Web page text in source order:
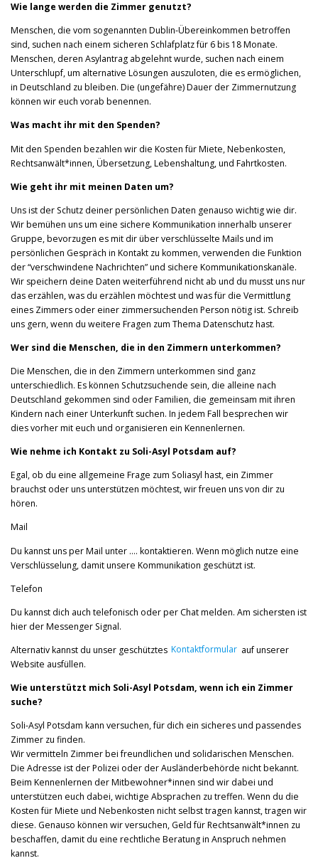
Wie lange werden die Zimmer genutzt?
Menschen, die vom sogenannten Dublin-Übereinkommen betroffen
sind, suchen nach einem sicheren Schlafplatz für 6 bis 18 Monate.
Menschen, deren Asylantrag abgelehnt wurde, suchen nach einem
Unterschlupf, um alternative Lösungen auszuloten, die es ermöglichen,
in Deutschland zu bleiben. Die (ungefähre) Dauer der Zimmernutzung
können wir euch vorab benennen.
Was macht ihr mit den Spenden?
Mit den Spenden bezahlen wir die Kosten für Miete, Nebenkosten,
Rechtsanwält*innen, Übersetzung, Lebenshaltung, und Fahrtkosten.
Wie geht ihr mit meinen Daten um?
Uns ist der Schutz deiner persönlichen Daten genauso wichtig wie dir.
Wir bemühen uns um eine sichere Kommunikation innerhalb unserer
Gruppe, bevorzugen es mit dir über verschlüsselte Mails und im
persönlichen Gespräch in Kontakt zu kommen, verwenden die Funktion
der “verschwindene Nachrichten” und sichere Kommunikationskanäle.
Wir speichern deine Daten weiterführend nicht ab und du musst uns nur
das erzählen, was du erzählen möchtest und was für die Vermittlung
eines Zimmers oder einer zimmersuchenden Person nötig ist. Schreib
uns gern, wenn du weitere Fragen zum Thema Datenschutz hast.
Wer sind die Menschen, die in den Zimmern unterkommen?
Die Menschen, die in den Zimmern unterkommen sind ganz
unterschiedlich. Es können Schutzsuchende sein, die alleine nach
Deutschland gekommen sind oder Familien, die gemeinsam mit ihren
Kindern nach einer Unterkunft suchen. In jedem Fall besprechen wir
dies vorher mit euch und organisieren ein Kennenlernen.
Wie nehme ich Kontakt zu Soli-Asyl Potsdam auf?
Egal, ob du eine allgemeine Frage zum Soliasyl hast, ein Zimmer
brauchst oder uns unterstützen möchtest, wir freuen uns von dir zu
hören.
Mail
Du kannst uns per Mail unter …. kontaktieren. Wenn möglich nutze eine
Verschlüsselung, damit unsere Kommunikation geschützt ist.
Telefon
Du kannst dich auch telefonisch oder per Chat melden. Am sichersten ist
hier der Messenger Signal.
Alternativ kannst du unser geschütztes Kontaktformular auf unserer
Website ausfüllen.
Wie unterstützt mich Soli-Asyl Potsdam, wenn ich ein Zimmer
suche?
Soli-Asyl Potsdam kann versuchen, für dich ein sicheres und passendes
Zimmer zu finden.
Wir vermitteln Zimmer bei freundlichen und solidarischen Menschen.
Die Adresse ist der Polizei oder der Ausländerbehörde nicht bekannt.
Beim Kennenlernen der Mitbewohner*innen sind wir dabei und
unterstützen euch dabei, wichtige Absprachen zu treffen. Wenn du die
Kosten für Miete und Nebenkosten nicht selbst tragen kannst, tragen wir
diese. Genauso können wir versuchen, Geld für Rechtsanwält*innen zu
beschaffen, damit du eine rechtliche Beratung in Anspruch nehmen
kannst.